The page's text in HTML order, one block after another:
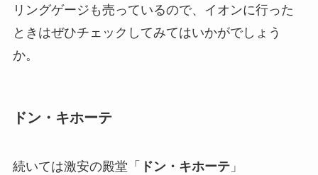
リングゲージも売っているので、イオンに行った
ときはぜひチェックしてみてはいかがでしょう
か。
ドン・キホーテ
続いては激安の殿堂「 ドン・キホーテ」